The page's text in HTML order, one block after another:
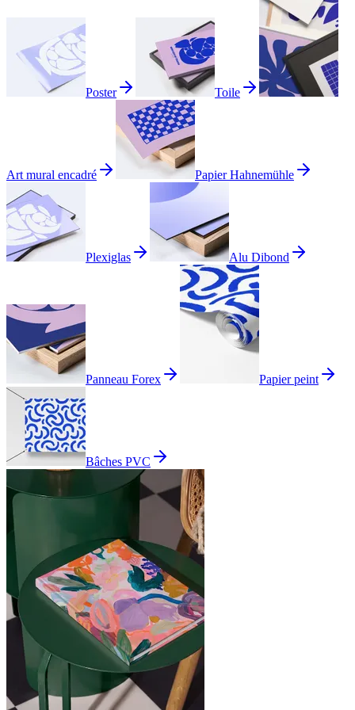
Poster Toile
Art mural encadré Papier Hahnemühle
Plexiglas Alu Dibond
Panneau Forex Papier peint
Bâches PVC